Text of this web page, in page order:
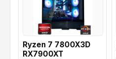
Ryzen 7 7800X3D
RX7900XT